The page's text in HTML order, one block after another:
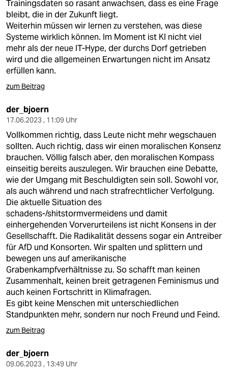
Trainingsdaten so rasant anwachsen, dass es eine Frage
bleibt, die in der Zukunft liegt.
Weiterhin müssen wir lernen zu verstehen, was diese
Systeme wirklich können. Im Moment ist KI nicht viel
mehr als der neue IT-Hype, der durchs Dorf getrieben
wird und die allgemeinen Erwartungen nicht im Ansatz
erfüllen kann.
zum Beitrag
der_bjoern
17.06.2023 , 11:09 Uhr
Vollkommen richtig, dass Leute nicht mehr wegschauen
sollten. Auch richtig, dass wir einen moralischen Konsenz
brauchen. Völlig falsch aber, den moralischen Kompass
einseitig bereits auszulegen. Wir brauchen eine Debatte,
wie der Umgang mit Beschuldigten sein soll. Sowohl vor,
als auch während und nach strafrechtlicher Verfolgung.
Die aktuelle Situation des
schadens-/shitstormvermeidens und damit
einhergehenden Vorverurteilens ist nicht Konsens in der
Gesellschafft. Die Radikalität dessens sogar ein Antreiber
für AfD und Konsorten. Wir spalten und splittern und
bewegen uns auf amerikanische
Grabenkampfverhältnisse zu. So schafft man keinen
Zusammenhalt, keinen breit getragenen Feminismus und
auch keinen Fortschritt in Klimafragen.
Es gibt keine Menschen mit unterschiedlichen
Standpunkten mehr, sondern nur noch Freund und Feind.
zum Beitrag
der_bjoern
09.06.2023 , 13:49 Uhr